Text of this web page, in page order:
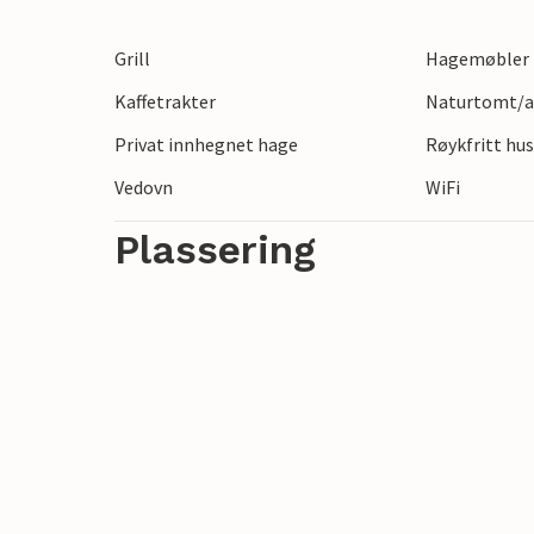
herlig dag på stranden med hele
varmeste. I tillegg til den fantastiske
Grill
Hagemøbler
Kaffetrakter
Naturtomt/
Privat innhegnet hage
Røykfritt hus
Vedovn
WiFi
Plassering